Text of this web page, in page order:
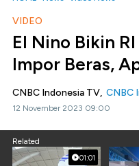
VIDEO
El Nino Bikin
Impor Beras,
CNBC Indonesia TV, CNBC
12 November 2023 09:00
Related
01:01